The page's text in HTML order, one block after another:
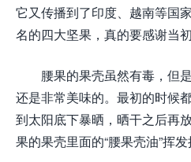
它又传播到了印度、越南等国
名的四大坚果，真的要感谢当
腰果的果壳虽然有毒，但
还是非常美味的。最初的时候
到太阳底下暴晒，晒干之后再
果的果壳里面的“腰果壳油”挥